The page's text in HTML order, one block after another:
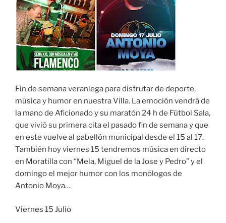
Fin de semana veraniega para disfrutar de deporte,
música y humor en nuestra Villa. La emoción vendrá de
la mano de Aficionado y su maratón 24 h de Fútbol Sala,
que vivió su primera cita el pasado fin de semana y que
en este vuelve al pabellón municipal desde el 15 al 17.
También hoy viernes 15 tendremos música en directo
en Moratilla con “Mela, Miguel de la Jose y Pedro” y el
domingo el mejor humor con los monólogos de
Antonio Moya…
Viernes 15 Julio